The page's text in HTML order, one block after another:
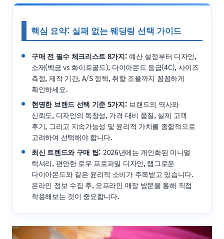
핵심 요약: 실패 없는 웨딩링 선택 가이드
구매 전 필수 체크리스트 8가지: 예산 설정부터 디자인,
소재(백금 vs 화이트골드), 다이아몬드 등급(4C), 사이즈
측정, 제작 기간, A/S 정책, 취향 조율까지 꼼꼼하게
확인하세요.
현명한 브랜드 선택 기준 5가지: 브랜드의 역사와
신뢰도, 디자인의 독창성, 가격 대비 품질, 실제 고객
후기, 그리고 지속가능성 및 윤리적 가치를 종합적으로
고려하여 선택해야 합니다.
최신 트렌드와 구매 팁: 2026년에는 개인화된 미니멀
럭셔리, 편안한 로우 프로파일 디자인, 랩그로운
다이아몬드와 같은 윤리적 소비가 주목받고 있습니다.
온라인 정보 수집 후, 오프라인 매장 방문을 통해 직접
착용해보는 것이 중요합니다.